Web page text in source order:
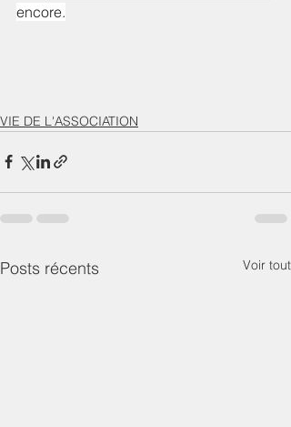
encore.
VIE DE L'ASSOCIATION
Posts récents Voir tout